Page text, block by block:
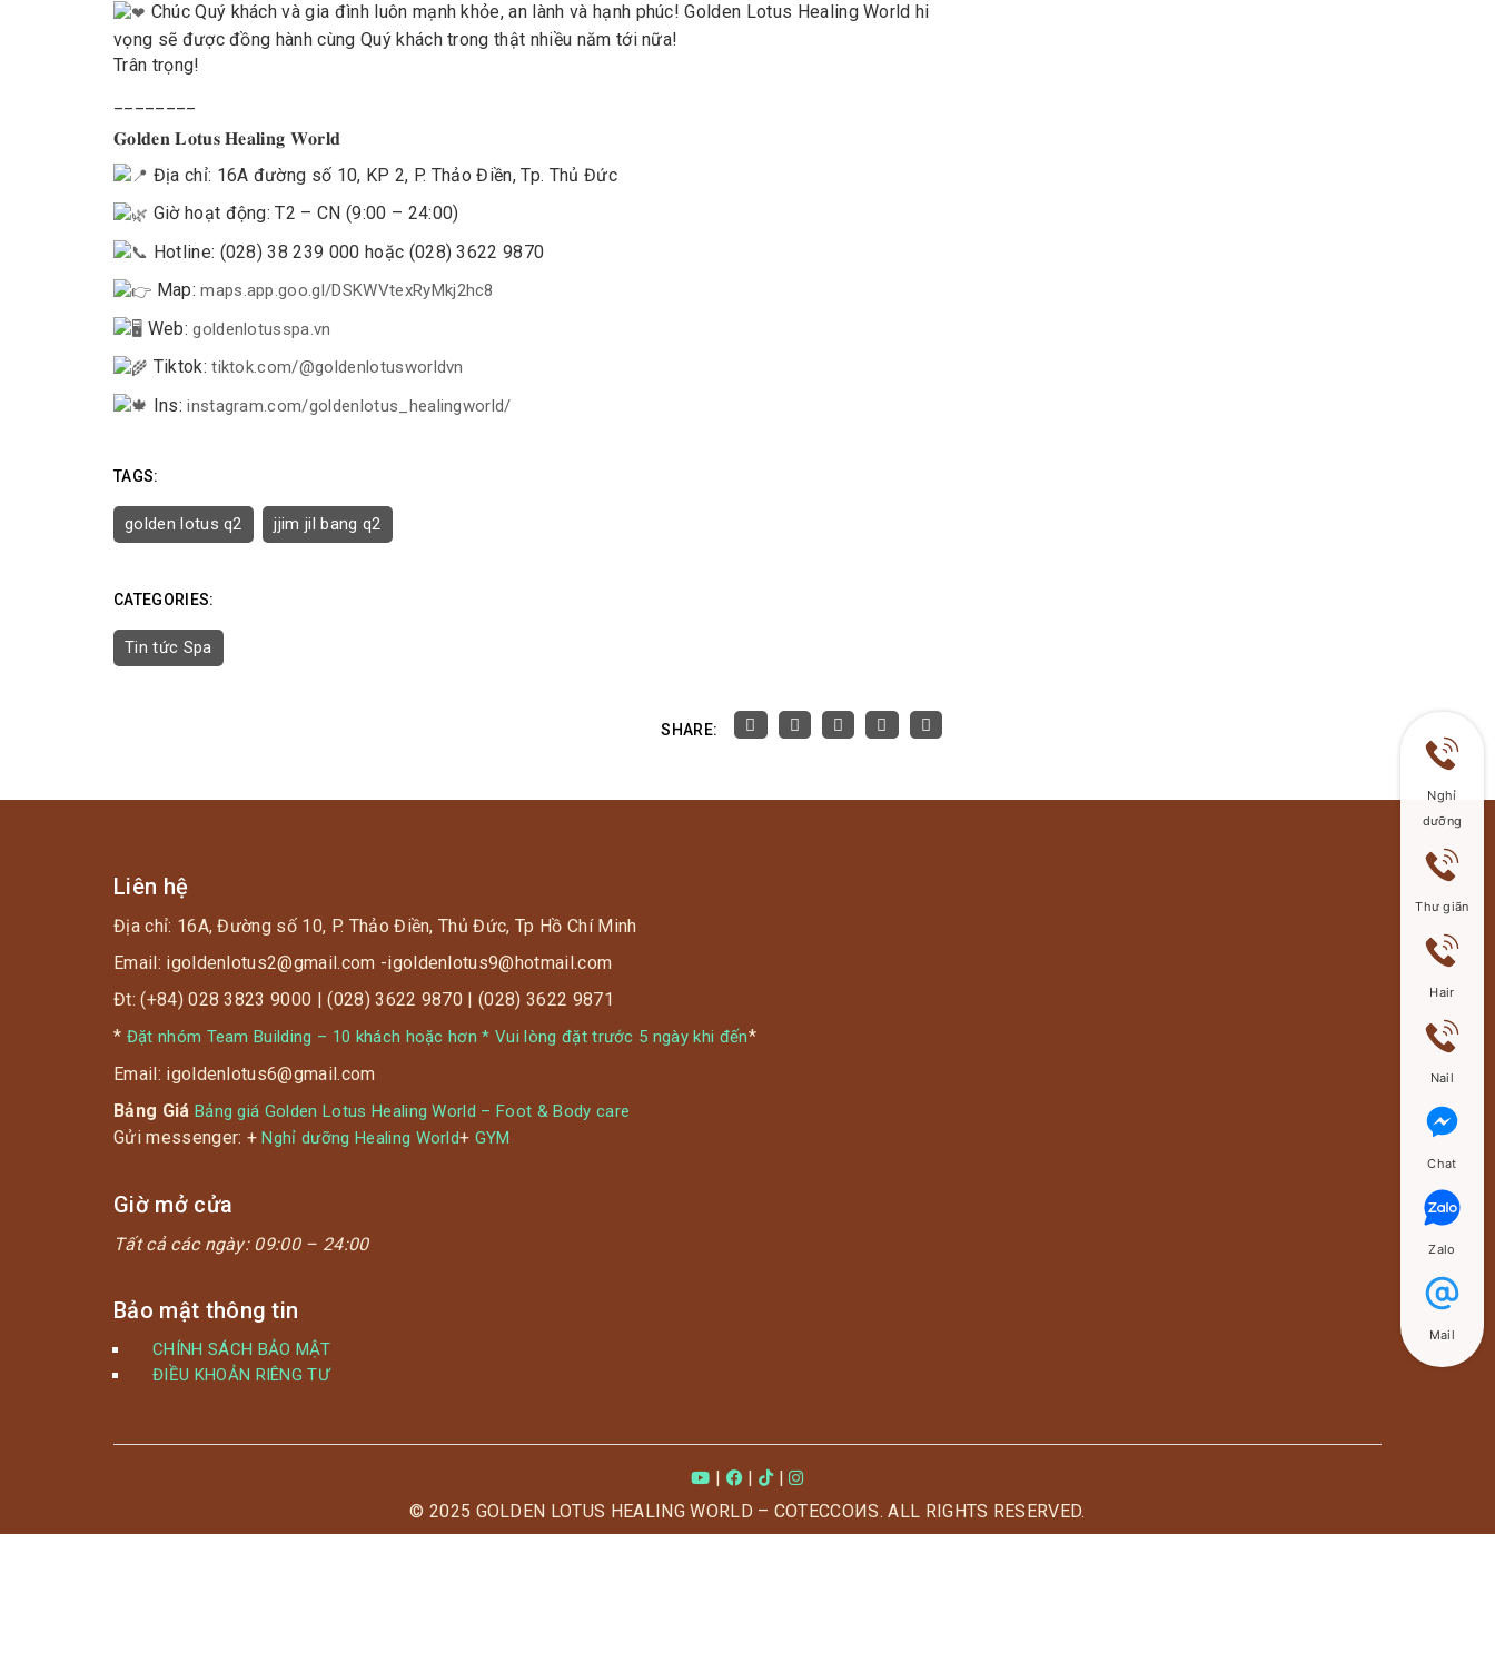
Chúc Quý khách và gia đình luôn mạnh khỏe, an lành và hạnh phúc! Golden Lotus Healing World hi
vọng sẽ được đồng hành cùng Quý khách trong thật nhiều năm tới nữa!
Trân trọng!
𝐆𝐨𝐥𝐝𝐞𝐧 𝐋𝐨𝐭𝐮𝐬 𝐇𝐞𝐚𝐥𝐢𝐧𝐠 𝐖𝐨𝐫𝐥𝐝
Địa chỉ: 16A đường số 10, KP 2, P. Thảo Điền, Tp. Thủ Đức
Giờ hoạt động: T2 – CN (9:00 – 24:00)
Hotline: (028) 38 239 000 hoặc (028) 3622 9870
Map:maps.app.goo.gl/DSKWVtexRyMkj2hc8
Web:goldenlotusspa.vn
Tiktok:tiktok.com/@goldenlotusworldvn
Ins:instagram.com/goldenlotus_healingworld/
TAGS:
golden lotus q2 jjim jil bang q2
CATEGORIES:
Tin tức Spa
SHARE:
Liên hệ
Địa chỉ: 16A, Đường số 10, P. Thảo Điền, Thủ Đức, Tp Hồ Chí Minh
Email: igoldenlotus2@gmail.com -igoldenlotus9@hotmail.com
Đt: (+84) 028 3823 9000 | (028) 3622 9870 | (028) 3622 9871
* Đặt nhóm Team Building – 10 khách hoặc hơn * Vui lòng đặt trước 5 ngày khi đến*
Email: igoldenlotus6@gmail.com
Bảng Giá Bảng giá Golden Lotus Healing World – Foot & Body care
Gửi messenger: +Nghỉ dưỡng Healing World+ GYM
Giờ mở cửa
Tất cả các ngày: 09:00 – 24:00
Bảo mật thông tin
CHÍNH SÁCH BẢO MẬT
ĐIỀU KHOẢN RIÊNG TƯ
|
© 2025 GOLDEN LOTUS HEALING WORLD – COTECCOИS. ALL RIGHTS RESERVED.
Nghỉ
dưỡng
Thư giãn
Hair
Nail
Chat
Zalo
Mail